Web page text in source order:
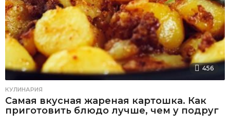
456
КУЛИНАРИЯ
Самая вкусная жареная картошка. Как
приготовить блюдо лучше, чем у подруг